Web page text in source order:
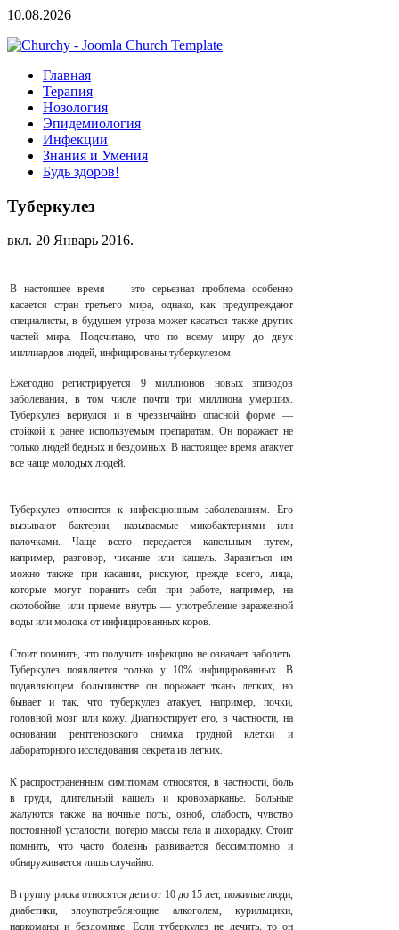
10.08.2026
Главная
Терапия
Нозология
Эпидемиология
Инфекции
Знания и Умения
Будь здоров!
Туберкулез
вкл. 20 Январь 2016.
В настоящее время — это серьезная проблема особенно
касается стран третьего мира, однако, как предупреждают
специалисты, в будущем угроза может касаться также других
частей мира. Подсчитано, что по всему миру до двух
миллиардов людей, инфицированы туберкулезом.
Ежегодно регистрируется 9 миллионов новых эпизодов
заболевания, в том числе почти три миллиона умерших.
Туберкулез вернулся и в чрезвычайно опасной форме —
стойкой к ранее используемым препаратам. Он поражает не
только людей бедных и бездомных. В настоящее время атакует
все чаще молодых людей.
Туберкулез относится к инфекционным заболеваниям. Его
вызывают бактерии, называемые микобактериями или
палочками. Чаще всего передается капельным путем,
например, разговор, чихание или кашель. Заразиться им
можно также при касании, рискуют, прежде всего, лица,
которые могут поранить себя при работе, например, на
скотобойне, или приеме внутрь — употребление зараженной
воды или молока от инфицированных коров.
Стоит помнить, что получить инфекцию не означает заболеть.
Туберкулез появляется только у 10% инфицированных. В
подавляющем большинстве он поражает ткань легких, но
бывает и так, что туберкулез атакует, например, почки,
головной мозг или кожу. Диагностирует его, в частности, на
основании рентгеновского снимка грудной клетки и
лабораторного исследования секрета из легких.
К распространенным симптомам относятся, в частности, боль
в груди, длительный кашель и кровохарканье. Больные
жалуются также на ночные поты, озноб, слабость, чувство
постоянной усталости, потерю массы тела и лихорадку. Стоит
помнить, что часто болезнь развивается бессимптомно и
обнаруживается лишь случайно.
В группу риска относятся дети от 10 до 15 лет, пожилые люди,
диабетики, злоупотребляющие алкоголем, курильщики,
наркоманы и бездомные. Если туберкулез не лечить, то он